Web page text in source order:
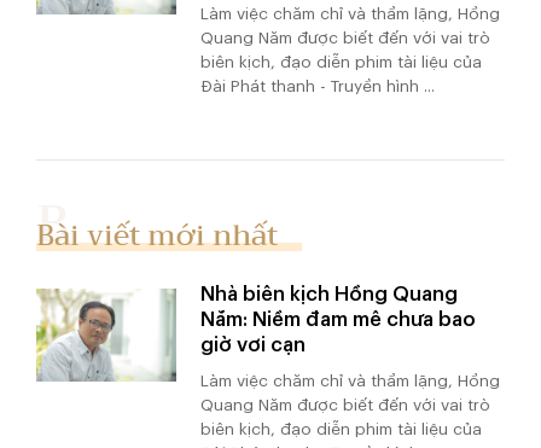
Làm việc chăm chỉ và thầm lặng, Hồng
Quang Năm được biết đến với vai trò
biên kịch, đạo diễn phim tài liệu của
Đài Phát thanh - Truyền hình ...
Bài viết mới nhất
Nhà biên kịch Hồng Quang
Năm: Niềm đam mê chưa bao
giờ vơi cạn
Làm việc chăm chỉ và thầm lặng, Hồng
Quang Năm được biết đến với vai trò
biên kịch, đạo diễn phim tài liệu của